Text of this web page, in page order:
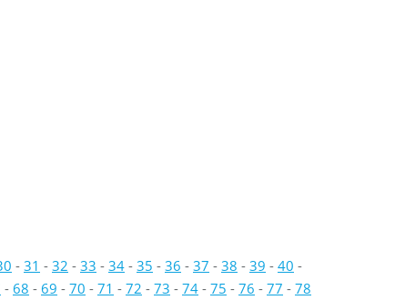
- 31 - 32 - 33 - 34 - 35 - 36 - 37 - 38 - 39 - 40 -
- 68 - 69 - 70 - 71 - 72 - 73 - 74 - 75 - 76 - 77 - 78